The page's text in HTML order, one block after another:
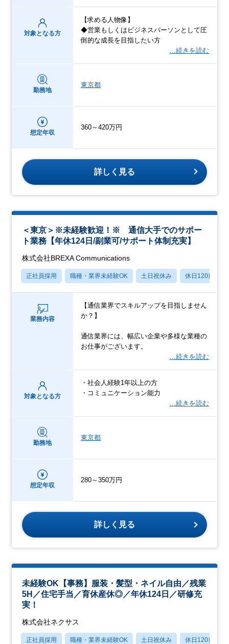
対象となる方
【求める人物像】
◆営業もしくはビジネスパーソンとして圧
倒的な成長を目指したい方
…続きを読む
勤務地
東京都
想定年収
360～420万円
詳しく見る
＜東京＞※未経験歓迎！※ 通信大手でのサポー
ト業務【年休124日/副業可/サポート体制充実】
株式会社BREXA Communications
正社員採用 職種・業界未経験OK 土日祝休み 休日120日以上
業務内容
【通信業界でスキルアップを目指しません
か？】
通信業界には、幅広い企業や多様な業種の
お仕事がございます。
…続きを読む
対象となる方
・社会人経験1年以上の方
・コミュニケーション能力
…続きを読む
勤務地
東京都
想定年収
280～350万円
詳しく見る
未経験OK【事務】服装・髪型・ネイル自由／残業
5H／住宅手当／育休産休◎／年休124日／研修充
実！
株式会社ネクサス
正社員採用 職種・業界未経験OK 土日祝休み 休日120日以上